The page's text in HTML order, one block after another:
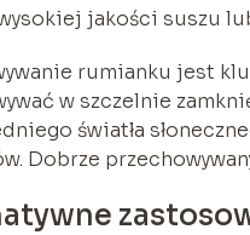
jakości suszu
rumianku jest
w szczelnie
światła
Dobrze